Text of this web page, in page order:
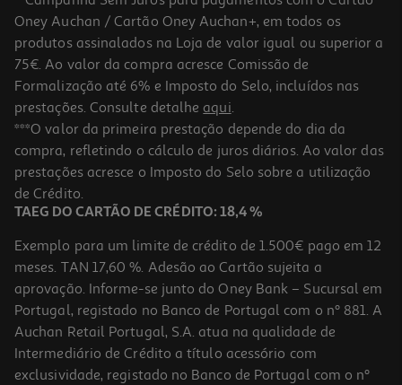
Adaptador Skross 1.102500 Muv Micro
21.99 €/un
21,99 €
Oney Auchan / Cartão Oney Auchan+, em todos os
produtos assinalados na Loja de valor igual ou superior a
75€. Ao valor da compra acresce Comissão de
Formalização até 6% e Imposto do Selo, incluídos nas
prestações. Consulte detalhe aqui.
***O valor da primeira prestação depende do dia da
compra, refletindo o cálculo de juros diários. Ao valor das
prestações acresce o Imposto do Selo sobre a utilização
de Crédito.
TAEG DO CARTÃO DE CRÉDITO: 18,4 %
Exemplo para um limite de crédito de 1.500€ pago em 12
meses. TAN 17,60 %. Adesão ao Cartão sujeita a
aprovação. Informe-se junto do Oney Bank – Sucursal em
Portugal, registado no Banco de Portugal com o nº 881. A
Auchan Retail Portugal, S.A. atua na qualidade de
Intermediário de Crédito a título acessório com
exclusividade, registado no Banco de Portugal com o nº